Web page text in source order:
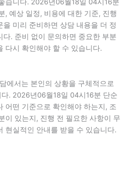
, 예상 일정, 비용에 대한 기준, 진행
을 미리 준비하면 상담 내용을 더 정
다. 준비 없이 문의하면 중요한 부분
다시 확인해야 할 수 있습니다.
에서는 본인의 상황을 구체적으로
. 2026년06월18일 04시16분 단순
어떤 기준으로 확인해야 하는지, 조
이 있는지, 진행 전 필요한 사항이 무
현실적인 안내를 받을 수 있습니다.